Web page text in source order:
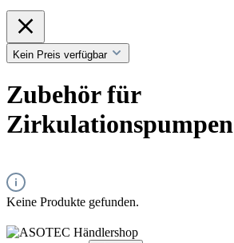
Kein Preis verfügbar
Zubehör für
Zirkulationspumpen
Keine Produkte gefunden.